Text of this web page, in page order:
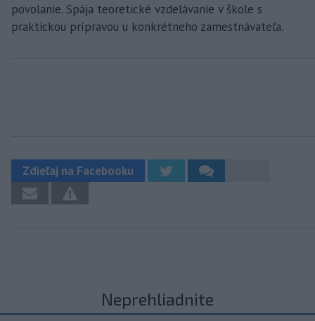
povolanie. Spája teoretické vzdelávanie v škole s
praktickou prípravou u konkrétneho zamestnávateľa.
Zdieľaj na Facebooku
Neprehliadnite